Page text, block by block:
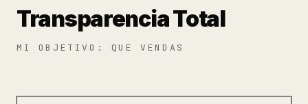
Transparencia Total
MI OBJETIVO: QUE VENDAS